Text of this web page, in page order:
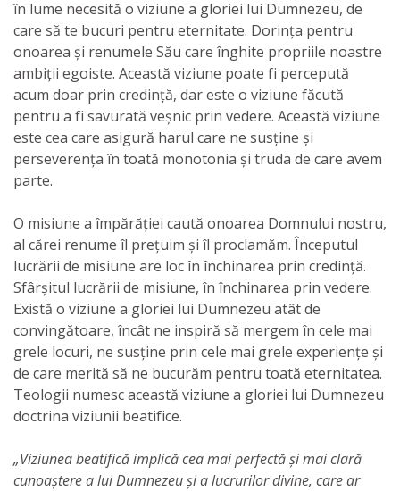
în lume necesită o viziune a gloriei lui Dumnezeu, de
care să te bucuri pentru eternitate. Dorința pentru
onoarea și renumele Său care înghite propriile noastre
ambiții egoiste. Această viziune poate fi percepută
acum doar prin credință, dar este o viziune făcută
pentru a fi savurată veșnic prin vedere. Această viziune
este cea care asigură harul care ne susține și
perseverența în toată monotonia și truda de care avem
parte.
O misiune a împărăției caută onoarea Domnului nostru,
al cărei renume îl prețuim și îl proclamăm. Începutul
lucrării de misiune are loc în închinarea prin credință.
Sfârșitul lucrării de misiune, în închinarea prin vedere.
Există o viziune a gloriei lui Dumnezeu atât de
convingătoare, încât ne inspiră să mergem în cele mai
grele locuri, ne susține prin cele mai grele experiențe și
de care merită să ne bucurăm pentru toată eternitatea.
Teologii numesc această viziune a gloriei lui Dumnezeu
doctrina viziunii beatifice.
„Viziunea beatifică implică cea mai perfectă și mai clară
cunoaștere a lui Dumnezeu și a lucrurilor divine, care ar